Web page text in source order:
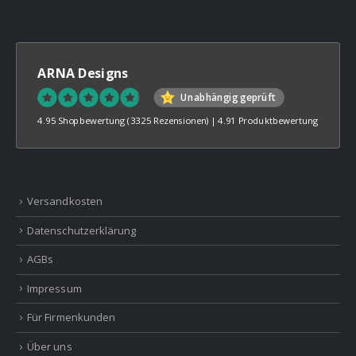
ARNA Designs
Unabhängig geprüft
4.95 Shopbewertung (3325 Rezensionen) |4.91 Produktbewertung
Versandkosten
Datenschutzerklärung
AGBs
Impressum
Für Firmenkunden
Über uns